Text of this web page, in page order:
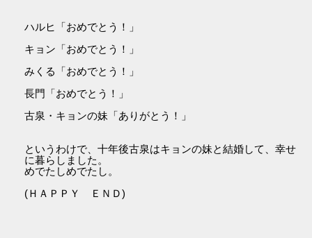
ハルヒ「おめでとう！」
キョン「おめでとう！」
みくる「おめでとう！」
長門「おめでとう！」
古泉・キョンの妹「ありがとう！」
というわけで、十年後古泉はキョンの妹と結婚して、幸せ
に暮らしました。
めでたしめでたし。
(ＨＡＰＰＹ ＥＮＤ)